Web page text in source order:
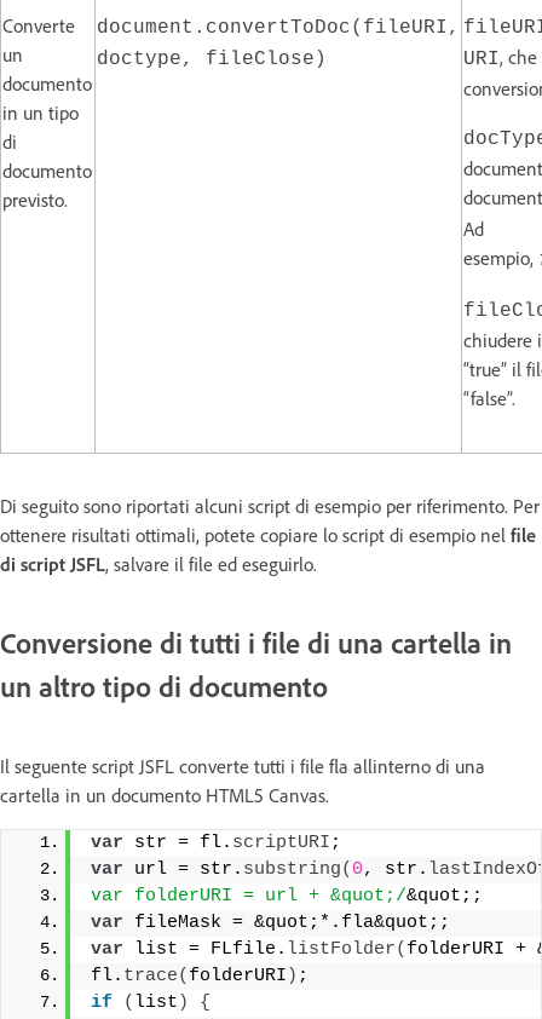
Converte
un
documento
in un tipo
di
documento
previsto.
document.convertToDoc(fileURI,
doctype, fileClose)
URI,
Ad
esempio,
chiudere
“true” il
“false”.
Di seguito sono riportati alcuni script di esempio per riferimento. Per
ottenere risultati ottimali, potete copiare lo script di esempio nel file
di script JSFL, salvare il file ed eseguirlo.
Conversione di tutti i file di una cartella in
un altro tipo di documento
Il seguente script JSFL converte tutti i file fla allinterno di una
cartella in un documento HTML5 Canvas.
var str = fl. scriptURI ;
var url = str. substring( 0, str.
var folderURI = url + &quot;/&quot;;
var fileMask = &quot;*.fla&quot;;
var list = FLfile. listFolder( folderURI +
fl. trace( folderURI ) ;
if
( list ) {